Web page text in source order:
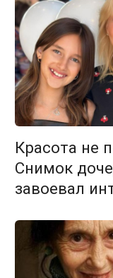
Красота не
Снимок
завоевал